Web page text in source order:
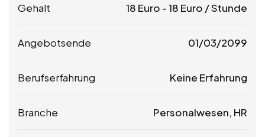
Gehalt 18 Euro -18 Euro / Stunde
Angebotsende 01/03/2099
Berufserfahrung Keine Erfahrung
Branche Personalwesen, HR